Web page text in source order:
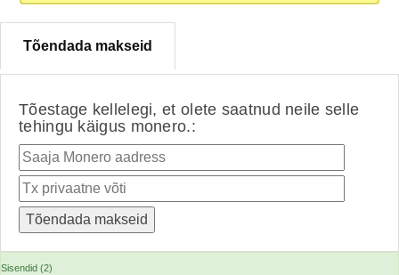
Tõendada makseid
Tõestage kellelegi, et olete saatnud neile selle
tehingu käigus monero.:
Sisendid (2)